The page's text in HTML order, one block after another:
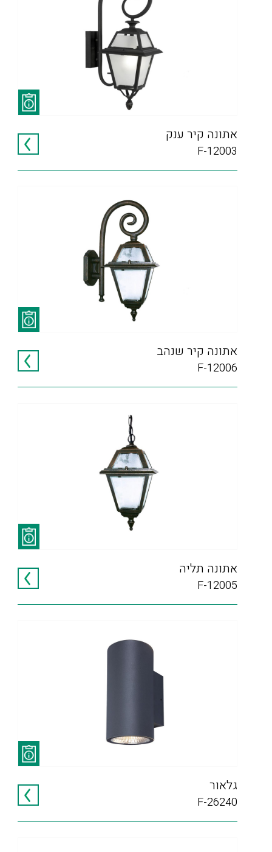
אתונה קיר ענק
F-12003
אתונה קיר שנהב
F-12006
אתונה תליה
F-12005
גלאור
F-26240